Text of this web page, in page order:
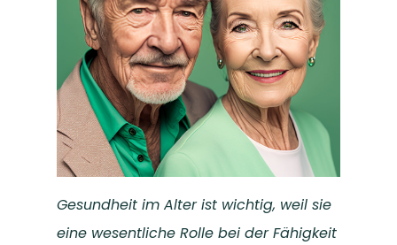
Gesundheit im Alter ist wichtig, weil sie
eine wesentliche Rolle bei der Fähigkeit